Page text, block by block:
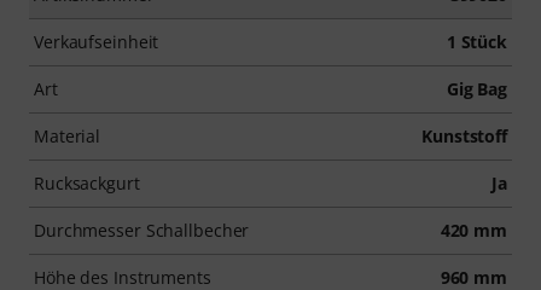
Verkaufseinheit 1 Stück
Art Gig Bag
Material Kunststoff
Rucksackgurt Ja
Durchmesser Schallbecher 420 mm
Höhe des Instruments 960 mm